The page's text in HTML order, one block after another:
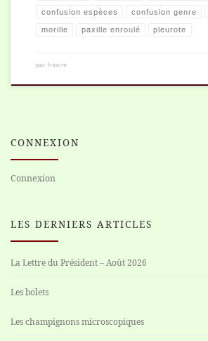
confusion espèces confusion genre
morille paxille enroulé pleurote
par fresim
CONNEXION
Connexion
LES DERNIERS ARTICLES
La Lettre du Président – Août 2026
Les bolets
Les champignons microscopiques